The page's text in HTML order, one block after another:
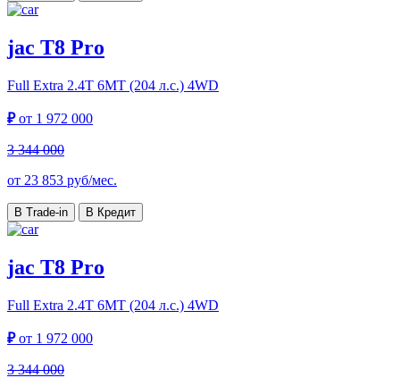
jac T8 Pro
Full Extra 2.4T 6MT (204 л.с.) 4WD
₽от 1 972 000
3 344 000
от 23 853 руб/мес.
В Trade-in В Кредит
jac T8 Pro
Full Extra 2.4T 6MT (204 л.с.) 4WD
₽от 1 972 000
3 344 000